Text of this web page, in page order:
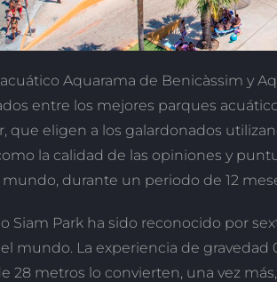
Aquarama de Benicàssim y
entre los mejores parques
que eligen a los galardonados
la calidad de las opiniones y
durante un periodo de 12
Siam Park ha sido reconocido por
mundo. La experiencia de gravedad
28 metros lo convierten, una vez